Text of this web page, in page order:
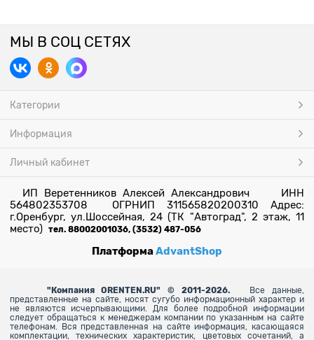
МЫ В СОЦ СЕТЯХ
Категории
Информация
Личный кабинет
ИП Веретенников Алексей Александрович ИНН
564802353708 ОГРНИП 311565820200310 Адрес:
г.Оренбург, ул.Шоссейная, 24 (ТК "Автоград", 2 этаж, 11
место) тел. 88002001036, (3532) 487-056
ПлатформаAdvantShop
" Компания ORENTEN.RU" © 2011-2026.
Все данные,
представленные на сайте, носят сугубо информационный характер и
не являются исчерпывающими. Для более подробной информации
следует обращаться к менеджерам компании по указанным на сайте
телефонам. Вся представленная на сайте информация, касающаяся
комплектации, технических характеристик, цветовых сочетаний, а